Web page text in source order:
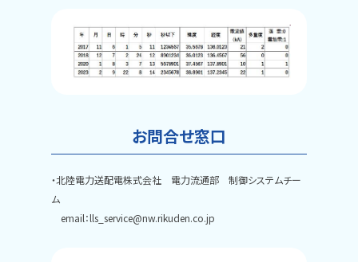
お問合せ窓口
・北陸電力送配電株式会社 電力流通部 制御システムチー
ム
email：lls_service@nw.rikuden.co.jp